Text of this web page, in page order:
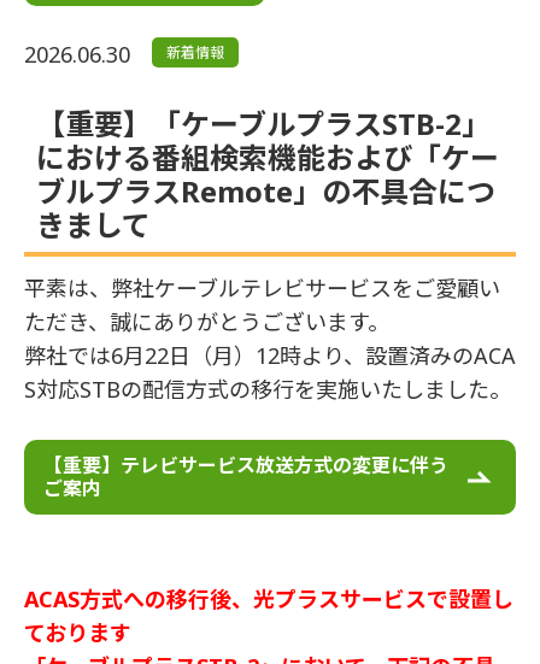
2026.06.30 新着情報
【重要】「ケーブルプラスSTB-2」
における番組検索機能および「ケー
ブルプラスRemote」の不具合につ
きまして
平素は、弊社ケーブルテレビサービスをご愛顧い
ただき、誠にありがとうございます。
弊社では6月22日（月）12時より、設置済みのACA
S対応STBの配信方式の移行を実施いたしました。
【重要】テレビサービス放送方式の変更に伴う
ご案内
ACAS方式への移行後、光プラスサービスで設置し
ております